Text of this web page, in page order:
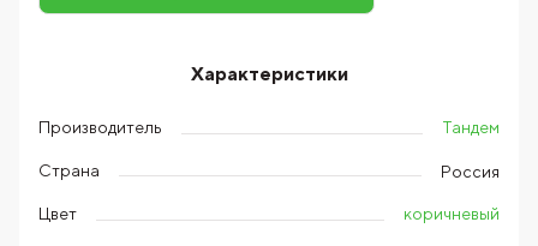
Характеристики
Производитель Тандем
Страна Россия
Цвет коричневый